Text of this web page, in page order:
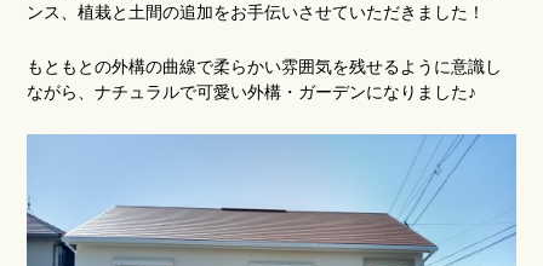
ンス、植栽と土間の追加をお手伝いさせていただきました！
もともとの外構の曲線で柔らかい雰囲気を残せるように意識し
ながら、ナチュラルで可愛い外構・ガーデンになりました♪